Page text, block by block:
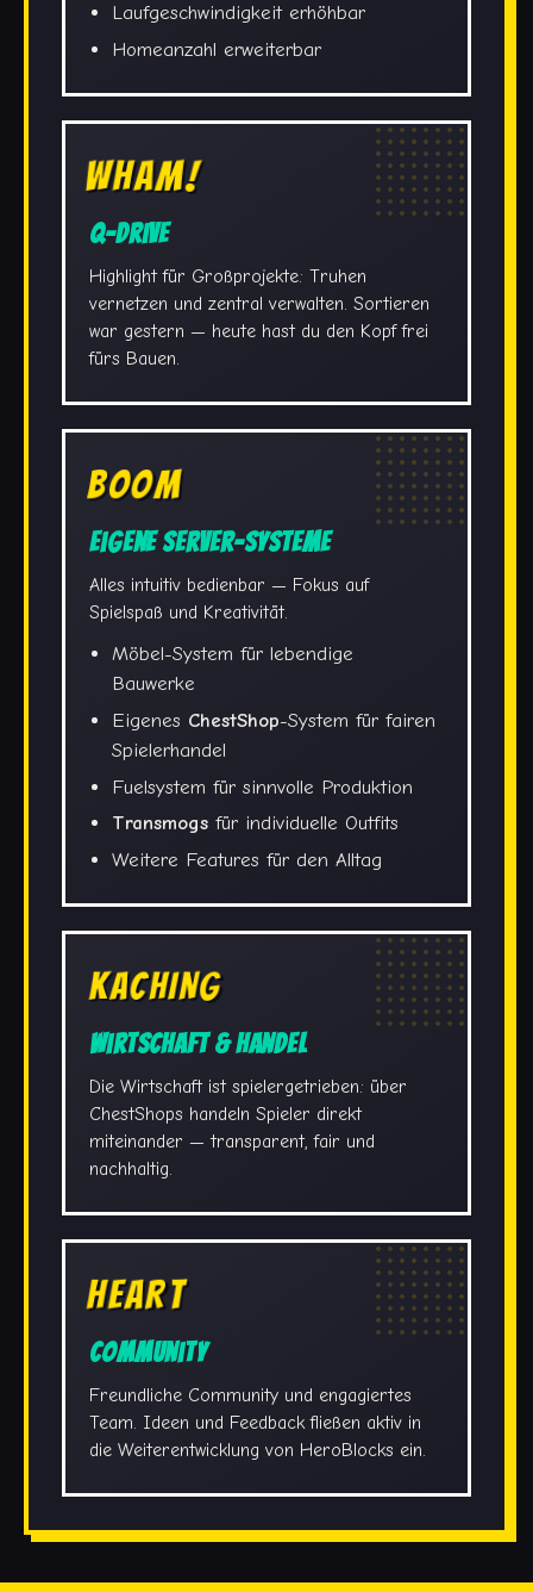
Laufgeschwindigkeit erhöhbar
Homeanzahl erweiterbar
WHAM!
Q-Drive
Highlight für Großprojekte: Truhen
vernetzen und zentral verwalten. Sortieren
war gestern — heute hast du den Kopf frei
fürs Bauen.
BOOM
Eigene Server-Systeme
Alles intuitiv bedienbar — Fokus auf
Spielspaß und Kreativität.
Möbel-System für lebendige
Bauwerke
Eigenes ChestShop-System für fairen
Spielerhandel
Fuelsystem für sinnvolle Produktion
Transmogs für individuelle Outfits
Weitere Features für den Alltag
KACHING
Wirtschaft & Handel
Die Wirtschaft ist spielergetrieben: über
ChestShops handeln Spieler direkt
miteinander — transparent, fair und
nachhaltig.
HEART
Community
Freundliche Community und engagiertes
Team. Ideen und Feedback fließen aktiv in
die Weiterentwicklung von HeroBlocks ein.